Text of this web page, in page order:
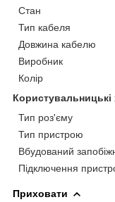
Стан
Тип кабеля
Довжина кабелю
Виробник
Колір
Користувальницькі
Тип роз'єму
Тип пристрою
Вбудований
Підключення
Приховати